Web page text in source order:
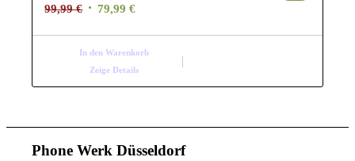
99,99€ Ursprünglicher
99,99 €
79,99€Aktueller
In den Warenkorb
Zeige Details
Phone Werk Düsseldorf